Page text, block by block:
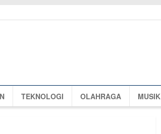
TEKNOLOGI OLAHRAGA MUSIK